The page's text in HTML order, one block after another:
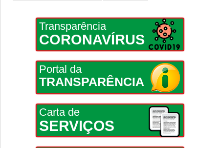
Transparência
CORONAVÍRUS
Portal da
TRANSPARÊNCIA
Carta de
SERVIÇOS